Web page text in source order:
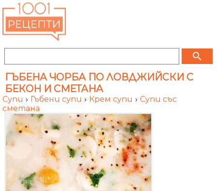
search
ГЪБЕНА ЧОРБА ПО ЛОВДЖИЙСКИ С
БЕКОН И СМЕТАНА
Супи › Гъбени супи › Крем супи › Супи със
сметана